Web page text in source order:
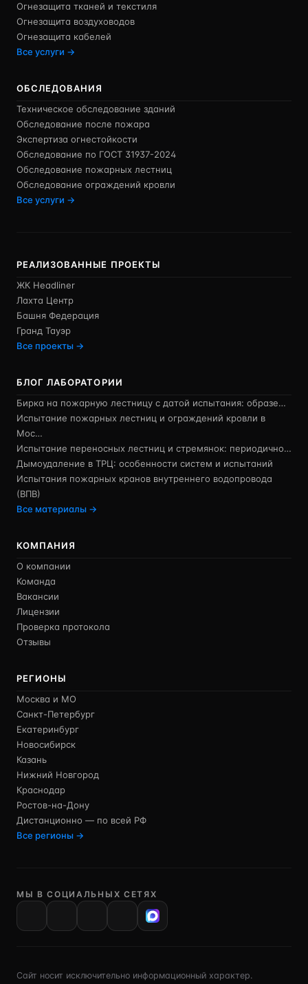
Огнезащита тканей и текстиля
Огнезащита воздуховодов
Огнезащита кабелей
Все услуги →
ОБСЛЕДОВАНИЯ
Техническое обследование зданий
Обследование после пожара
Экспертиза огнестойкости
Обследование по ГОСТ 31937-2024
Обследование пожарных лестниц
Обследование ограждений кровли
Все услуги →
РЕАЛИЗОВАННЫЕ ПРОЕКТЫ
ЖК Headliner
Лахта Центр
Башня Федерация
Гранд Тауэр
Все проекты →
БЛОГ ЛАБОРАТОРИИ
Бирка на пожарную лестницу с датой испытания: образе…
Испытание пожарных лестниц и ограждений кровли в
Мос…
Испытание переносных лестниц и стремянок: периодично…
Дымоудаление в ТРЦ: особенности систем и испытаний
Испытания пожарных кранов внутреннего водопровода
(ВПВ)
Все материалы →
КОМПАНИЯ
О компании
Команда
Вакансии
Лицензии
Проверка протокола
Отзывы
РЕГИОНЫ
Москва и МО
Санкт-Петербург
Екатеринбург
Новосибирск
Казань
Нижний Новгород
Краснодар
Ростов-на-Дону
Дистанционно — по всей РФ
Все регионы →
МЫ В СОЦИАЛЬНЫХ СЕТЯХ
Сайт носит исключительно информационный характер.